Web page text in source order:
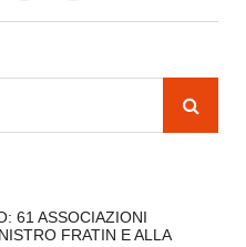
61 ASSOCIAZIONI
FRATIN E ALLA